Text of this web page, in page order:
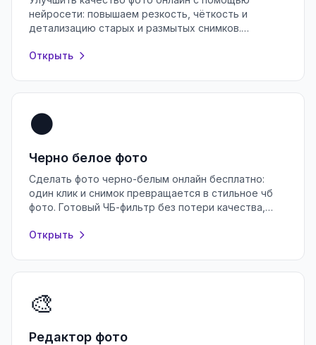
нейросети: повышаем резкость, чёткость и
детализацию старых и размытых снимков.
Открыть
⚫
Черно белое фото
Сделать фото черно-белым онлайн бесплатно:
один клик и снимок превращается в стильное чб
фото. Готовый ЧБ-фильтр без потери качества,
Открыть
🎨
Редактор фото